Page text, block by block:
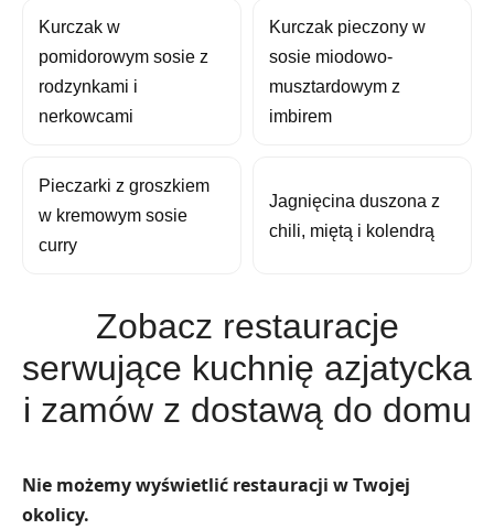
Kurczak w
pomidorowym sosie z
rodzynkami i
nerkowcami
Kurczak pieczony w
sosie miodowo-
musztardowym z
imbirem
Pieczarki z groszkiem
w kremowym sosie
curry
Jagnięcina duszona z
chili, miętą i kolendrą
Zobacz restauracje
serwujące kuchnię azjatycka
i zamów z dostawą do domu
Nie możemy wyświetlić restauracji w Twojej
okolicy.